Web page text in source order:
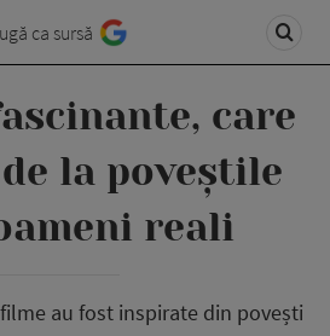
ca sursă
care
la poveștile
reali
au fost inspirate din povești